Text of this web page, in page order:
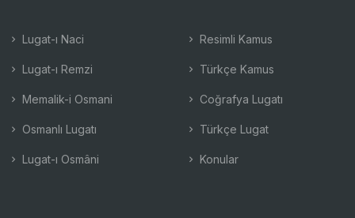
Lugat-ı Naci
Lugat-ı Remzi
Memalik-i Osmani
Osmanlı Lugatı
Lugat-ı Osmâni
Resimli Kamus
Türkçe Kamus
Coğrafya Lugatı
Türkçe Lugat
Konular